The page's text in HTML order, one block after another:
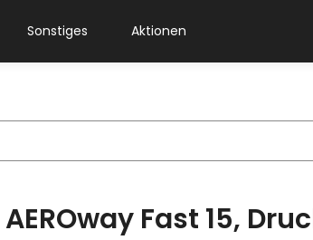
Sonstiges Aktionen
AEROway Fast 15,